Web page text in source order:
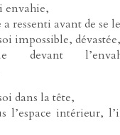
envahie,
a ressenti avant de se
impossible, dévastée,
devant
dans la tête,
l’espace intérieur,